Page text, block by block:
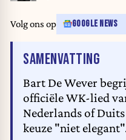
Volg ons op GOOGLE NEWS
SAMENVATTING
Bart De Wever
officiële WK-lied
Nederlands of
keuze "niet